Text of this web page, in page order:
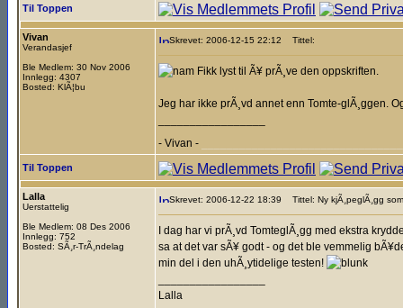
Til Toppen
Vivan
Verandasjef
Ble Medlem: 30 Nov 2006
Innlegg: 4307
Bosted: KlÃ¦bu
Skrevet: 2006-12-15 22:12 Tittel:
Fikk lyst til Ã¥ prÃ¸ve den oppskriften.
Jeg har ikke prÃ¸vd annet enn Tomte-glÃ¸ggen.
- Vivan -
Til Toppen
Lalla
Uerstattelig
Ble Medlem: 08 Des 2006
Innlegg: 752
Bosted: SÃ¸r-TrÃ¸ndelag
Skrevet: 2006-12-22 18:39 Tittel: Ny kjÃ¸peglÃ¸gg
I dag har vi prÃ¸vd TomteglÃ¸gg med ekstra
sa at det var sÃ¥ godt - og det ble vemmelig
min del i den uhÃ¸ytidelige testen!
Lalla